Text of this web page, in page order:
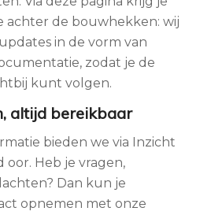
achter de bouwhekken: wij
in de vorm van
zodat je de
kunt volgen.
altijd bereikbaar
bieden we via Inzicht
Heb je vragen,
Dan kun je
opnemen met onze